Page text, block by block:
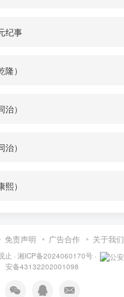
纪事
）
）
）
）
免责声明 广告合作 关于我们
止 · 湘ICP备2024060170号·
安备43132202001098